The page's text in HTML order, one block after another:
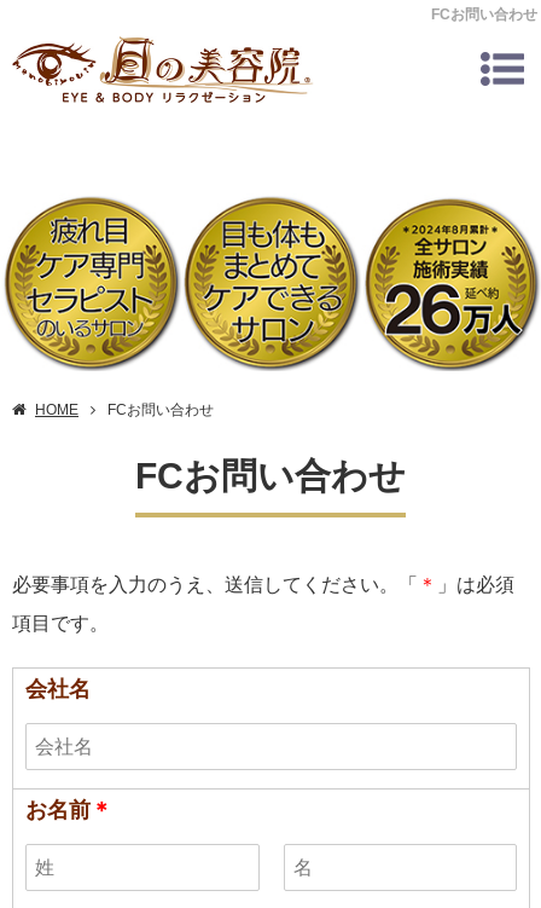
FCお問い合わせ
HOME FCお問い合わせ
FCお問い合わせ
必要事項を入力のうえ、送信してください。「 ＊
」は必須
項目です。
会社名
お名前 ＊